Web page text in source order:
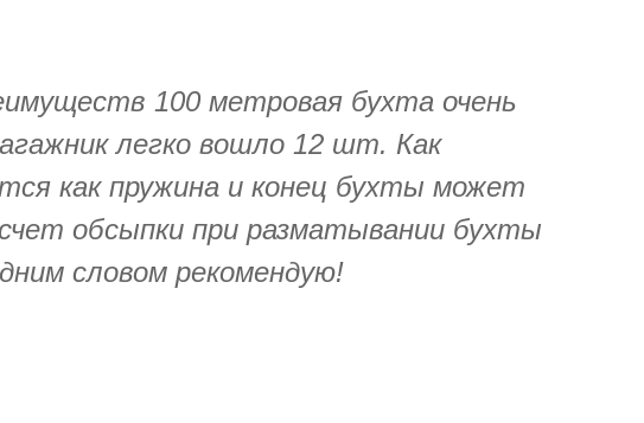
100 метровая бухта очень
легко вошло 12 шт. Как
как пружина и конец бухты может
обсыпки при разматывании бухты
словом рекомендую!